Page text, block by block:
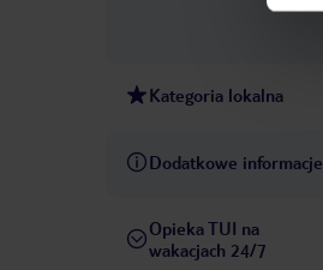
Kategoria lokalna
Dodatkowe informacje
Opieka TUI na
wakacjach 24/7